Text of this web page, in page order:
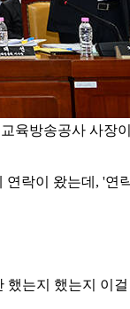
육방송공사 사장
락이 왔는데, '
는지 했는지